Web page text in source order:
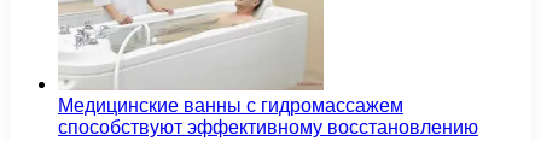
Медицинские ванны с гидромассажем
способствуют эффективному восстановлению